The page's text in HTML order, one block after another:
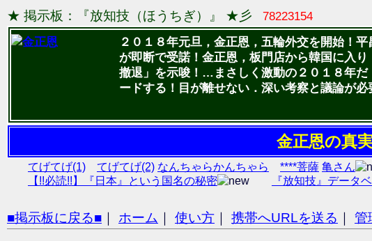
★ 掲示板：『放知技（ほうちぎ）』 ★彡 78223154
２０１８年元旦，金正恩，五輪外交を開始！
が即断で受諾！金正恩，板門店から韓国に入
撤退」を示唆！…まさしく激動の２０１８年だ
ードする！目が離せない．深い考察と議論が必
金正恩の真
てげてげ(1) てげてげ(2) なんちゃらかんちゃら ****菩薩 亀さん
【!!必読!!】『日本』という国名の秘密
『放知技』データ
■掲示板に戻る■ ホーム 使い方 携帯へURLを送る 管